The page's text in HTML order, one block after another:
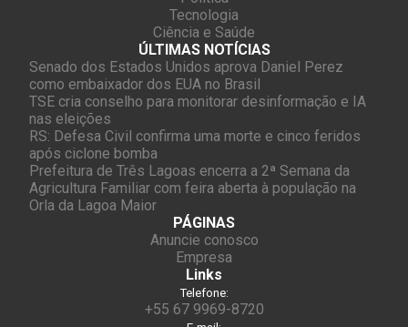
Tecnologia
Ciência e Saúde
ÚLTIMAS NOTÍCIAS
Senado dos Estados Unidos aprova Daniel Perez
como embaixador dos EUA no Brasil
TSE cria conselho para monitorar desinformação e IA
nas eleições
RS: Defesa Civil confirma uma morte e cinco feridos
após ciclone bomba
Prefeitura de Três Lagoas encerra a 2ª Semana da
Agricultura Familiar com feira aberta à população na
Orla da Lagoa Maior
PÁGINAS
Anuncie conosco
Empresa
Links
Telefone:
+55 67 9969-8720